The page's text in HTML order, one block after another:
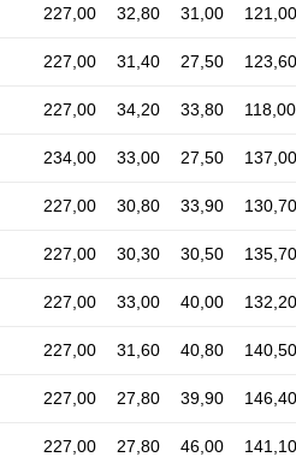
227,00 32,80 31,00 121,00
227,00 31,40 27,50 123,60
227,00 34,20 33,80 118,00
234,00 33,00 27,50 137,00
227,00 30,80 33,90 130,70
227,00 30,30 30,50 135,70
227,00 33,00 40,00 132,20
227,00 31,60 40,80 140,50
227,00 27,80 39,90 146,40
227,00 27,80 46,00 141,10